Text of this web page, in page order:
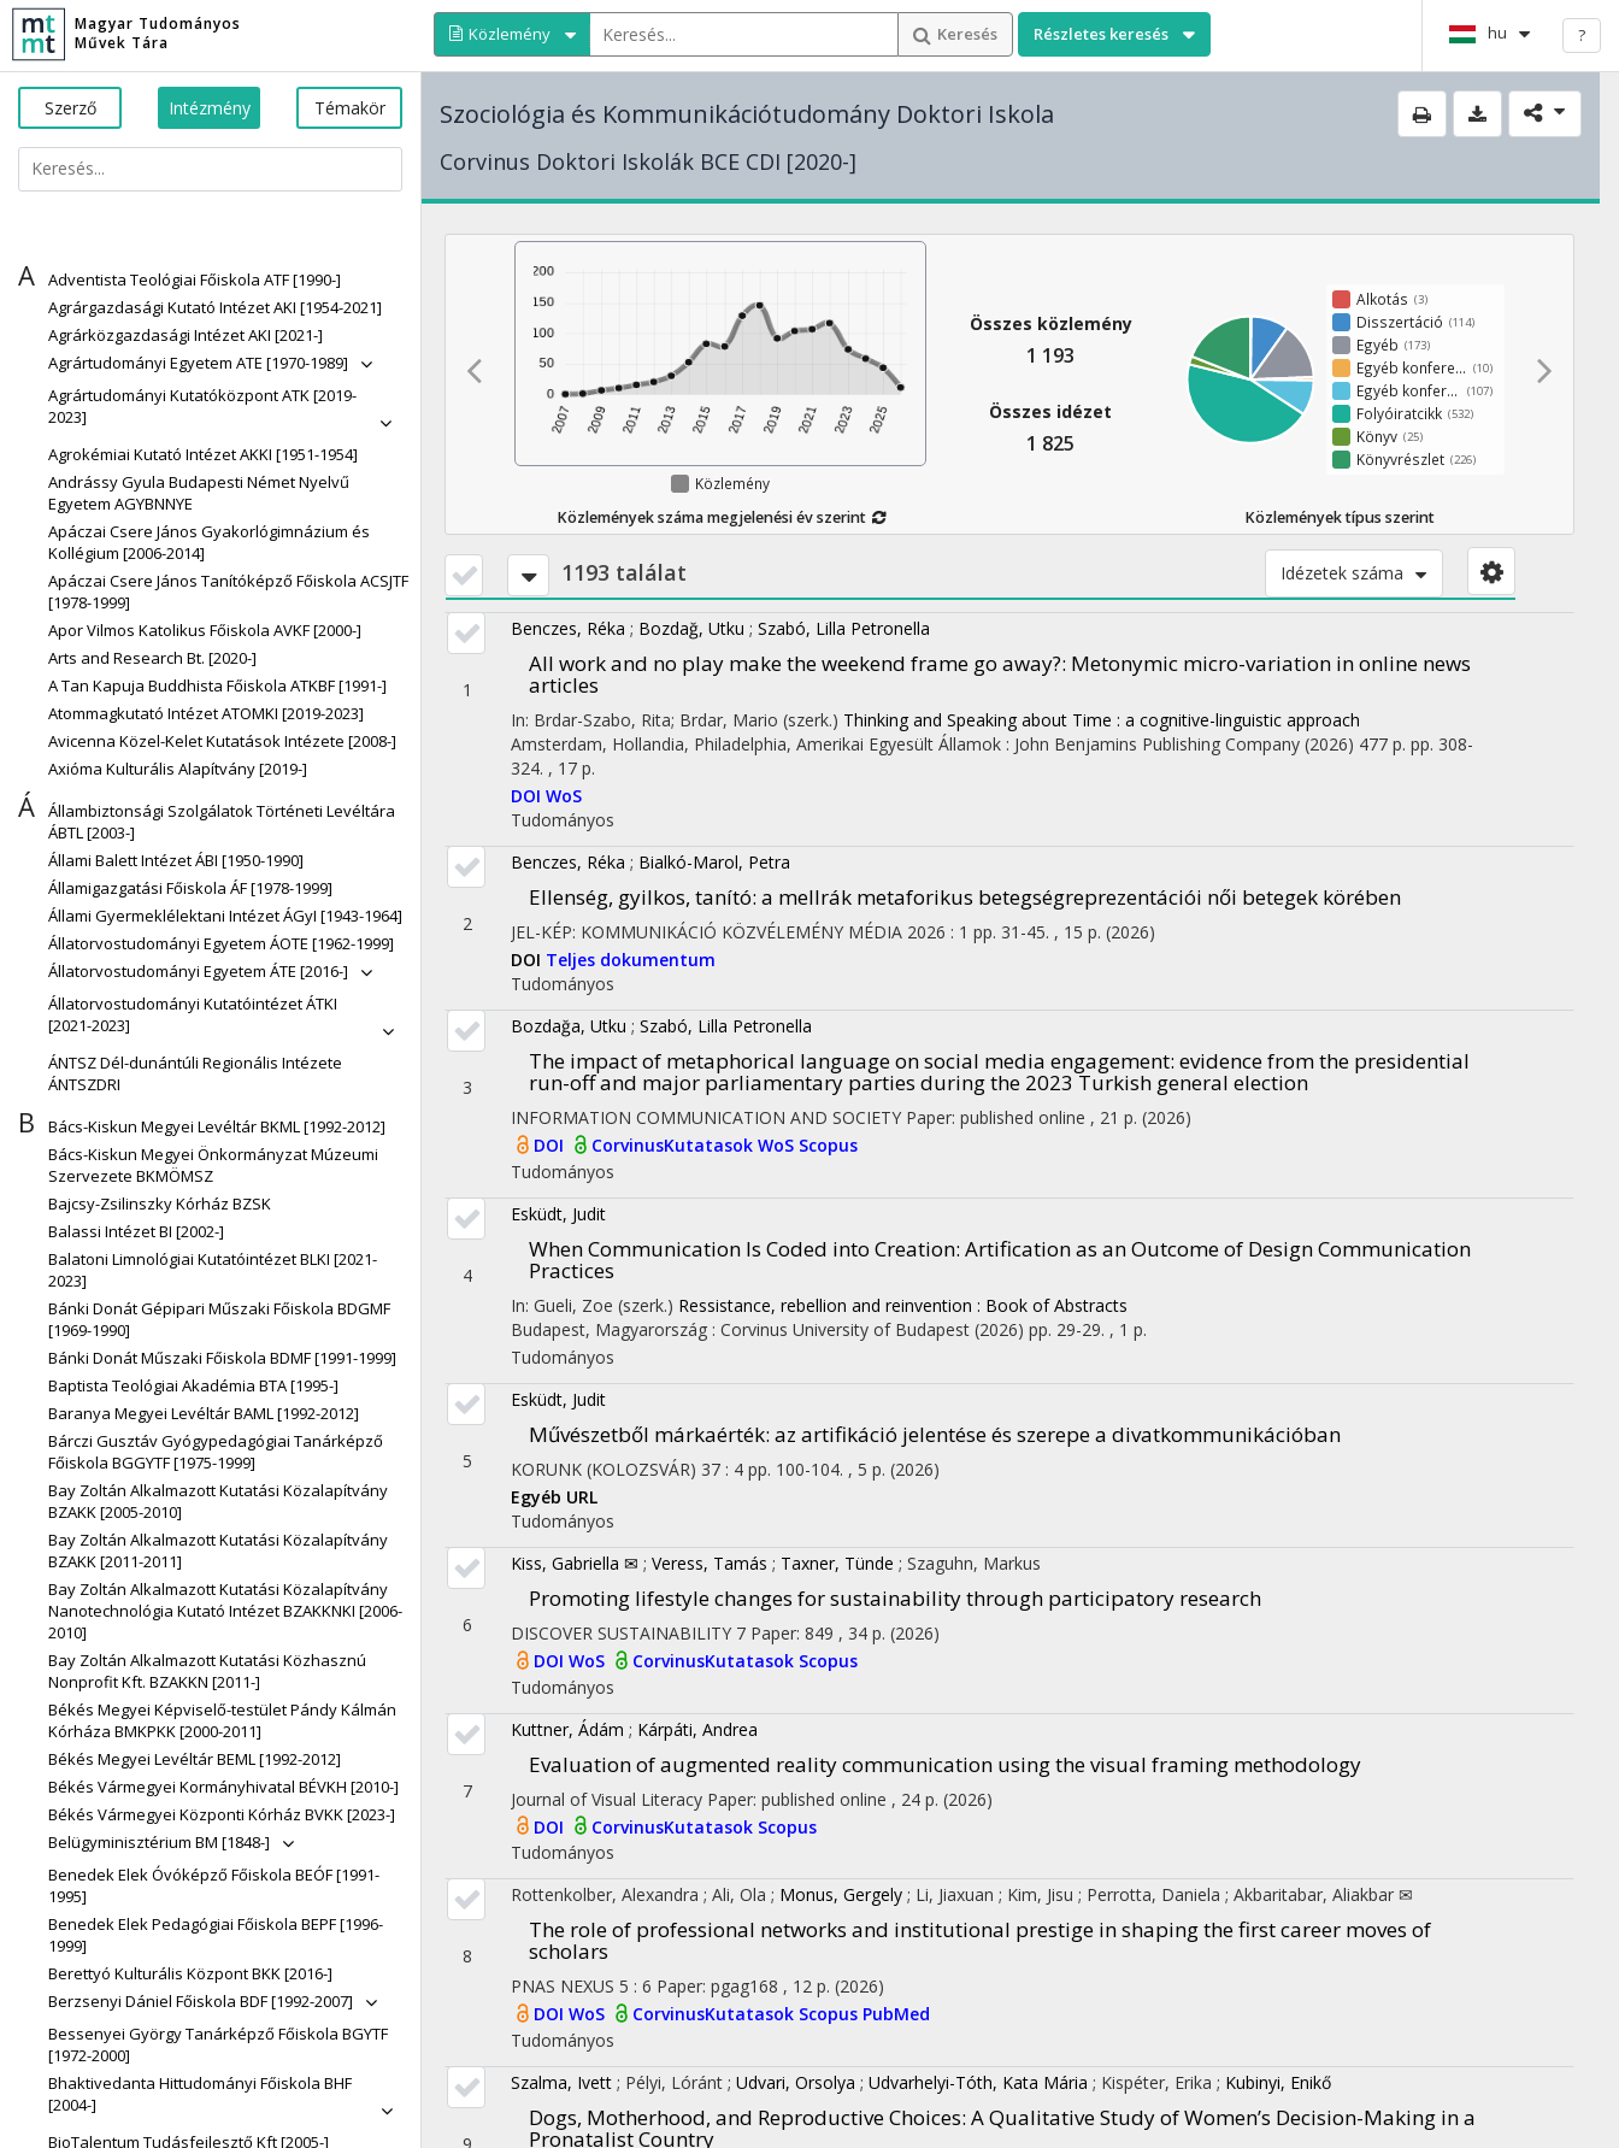
Magyar Tudományos
Művek Tára
Közlemény Keresés Részletes keresés hu ?
Szerző Intézmény Témakör
A
Adventista Teológiai Főiskola ATF [1990-]
Agrárgazdasági Kutató Intézet AKI [1954-2021]
Agrárközgazdasági Intézet AKI [2021-]
Agrártudományi Egyetem ATE [1970-1989]
Agrártudományi Kutatóközpont ATK [2019-
2023]
Agrokémiai Kutató Intézet AKKI [1951-1954]
Andrássy Gyula Budapesti Német Nyelvű
Egyetem AGYBNNYE
Apáczai Csere János Gyakorlógimnázium és
Kollégium [2006-2014]
Apáczai Csere János Tanítóképző Főiskola ACSJTF
[1978-1999]
Apor Vilmos Katolikus Főiskola AVKF [2000-]
Arts and Research Bt. [2020-]
A Tan Kapuja Buddhista Főiskola ATKBF [1991-]
Atommagkutató Intézet ATOMKI [2019-2023]
Avicenna Közel-Kelet Kutatások Intézete [2008-]
Axióma Kulturális Alapítvány [2019-]
Á
Állambiztonsági Szolgálatok Történeti Levéltára
ÁBTL [2003-]
Állami Balett Intézet ÁBI [1950-1990]
Államigazgatási Főiskola ÁF [1978-1999]
Állami Gyermeklélektani Intézet ÁGyI [1943-1964]
Állatorvostudományi Egyetem ÁOTE [1962-1999]
Állatorvostudományi Egyetem ÁTE [2016-]
Állatorvostudományi Kutatóintézet ÁTKI
[2021-2023]
ÁNTSZ Dél-dunántúli Regionális Intézete
ÁNTSZDRI
B
Bács-Kiskun Megyei Levéltár BKML [1992-2012]
Bács-Kiskun Megyei Önkormányzat Múzeumi
Szervezete BKMÖMSZ
Bajcsy-Zsilinszky Kórház BZSK
Balassi Intézet BI [2002-]
Balatoni Limnológiai Kutatóintézet BLKI [2021-
2023]
Bánki Donát Gépipari Műszaki Főiskola BDGMF
[1969-1990]
Bánki Donát Műszaki Főiskola BDMF [1991-1999]
Baptista Teológiai Akadémia BTA [1995-]
Baranya Megyei Levéltár BAML [1992-2012]
Bárczi Gusztáv Gyógypedagógiai Tanárképző
Főiskola BGGYTF [1975-1999]
Bay Zoltán Alkalmazott Kutatási Közalapítvány
BZAKK [2005-2010]
Bay Zoltán Alkalmazott Kutatási Közalapítvány
BZAKK [2011-2011]
Bay Zoltán Alkalmazott Kutatási Közalapítvány
Nanotechnológia Kutató Intézet BZAKKNKI [2006-
2010]
Bay Zoltán Alkalmazott Kutatási Közhasznú
Nonprofit Kft. BZAKKN [2011-]
Békés Megyei Képviselő-testület Pándy Kálmán
Kórháza BMKPKK [2000-2011]
Békés Megyei Levéltár BEML [1992-2012]
Békés Vármegyei Kormányhivatal BÉVKH [2010-]
Békés Vármegyei Központi Kórház BVKK [2023-]
Belügyminisztérium BM [1848-]
Benedek Elek Óvóképző Főiskola BEÓF [1991-
1995]
Benedek Elek Pedagógiai Főiskola BEPF [1996-
1999]
Berettyó Kulturális Központ BKK [2016-]
Berzsenyi Dániel Főiskola BDF [1992-2007]
Bessenyei György Tanárképző Főiskola BGYTF
[1972-2000]
Bhaktivedanta Hittudományi Főiskola BHF
[2004-]
BioTalentum Tudásfejlesztő Kft [2005-]
Szociológia és Kommunikációtudomány Doktori Iskola
Corvinus Doktori Iskolák BCE CDI [2020-]
Közlemény
Közlemények száma megjelenési év szerint
Összes közlemény
1 193
Összes idézet
1 825
Alkotás (3)
Disszertáció (114)
Egyéb (173)
Egyéb konferenciakötet (10)
Egyéb konferenciaközlemény (107)
Folyóiratcikk (532)
Könyv (25)
Könyvrészlet (226)
Közlemények típus szerint
1193 találat Idézetek száma
1
Benczes, Réka ; Bozdağ, Utku ; Szabó, Lilla Petronella
All work and no play make the weekend frame go away?: Metonymic micro-variation in online news
articles
In: Brdar-Szabo, Rita; Brdar, Mario (szerk.) Thinking and Speaking about Time : a cognitive-linguistic approach
Amsterdam, Hollandia, Philadelphia, Amerikai Egyesült Államok : John Benjamins Publishing Company (2026) 477 p. pp. 308-
324. , 17 p.
DOI WoS
Tudományos
2
Benczes, Réka ; Bialkó-Marol, Petra
Ellenség, gyilkos, tanító: a mellrák metaforikus betegségreprezentációi női betegek körében
JEL-KÉP: KOMMUNIKÁCIÓ KÖZVÉLEMÉNY MÉDIA 2026 : 1 pp. 31-45. , 15 p. (2026)
DOI Teljes dokumentum
Tudományos
3
Bozdağa, Utku ; Szabó, Lilla Petronella
The impact of metaphorical language on social media engagement: evidence from the presidential
run-off and major parliamentary parties during the 2023 Turkish general election
INFORMATION COMMUNICATION AND SOCIETY Paper: published online , 21 p. (2026)
DOI
CorvinusKutatasok WoS Scopus
Tudományos
4
Esküdt, Judit
When Communication Is Coded into Creation: Artification as an Outcome of Design Communication
Practices
In: Gueli, Zoe (szerk.) Ressistance, rebellion and reinvention : Book of Abstracts
Budapest, Magyarország : Corvinus University of Budapest (2026) pp. 29-29. , 1 p.
Tudományos
5
Esküdt, Judit
Művészetből márkaérték: az artifikáció jelentése és szerepe a divatkommunikációban
KORUNK (KOLOZSVÁR) 37 : 4 pp. 100-104. , 5 p. (2026)
Egyéb URL
Tudományos
6
Kiss, Gabriella ✉ ; Veress, Tamás ; Taxner, Tünde ; Szaguhn, Markus
Promoting lifestyle changes for sustainability through participatory research
DISCOVER SUSTAINABILITY 7 Paper: 849 , 34 p. (2026)
DOI WoS CorvinusKutatasok Scopus
Tudományos
7
Kuttner, Ádám ; Kárpáti, Andrea
Evaluation of augmented reality communication using the visual framing methodology
Journal of Visual Literacy Paper: published online , 24 p. (2026)
DOI
CorvinusKutatasok Scopus
Tudományos
8
Rottenkolber, Alexandra ; Ali, Ola ; Monus, Gergely ; Li, Jiaxuan ; Kim, Jisu ; Perrotta, Daniela ; Akbaritabar, Aliakbar ✉
The role of professional networks and institutional prestige in shaping the first career moves of
scholars
PNAS NEXUS 5 : 6 Paper: pgag168 , 12 p. (2026)
DOI WoS CorvinusKutatasok Scopus PubMed
Tudományos
Szalma, Ivett ; Pélyi, Lóránt ; Udvari, Orsolya ; Udvarhelyi-Tóth, Kata Mária ; Kispéter, Erika ; Kubinyi, Enikő
Dogs, Motherhood, and Reproductive Choices: A Qualitative Study of Women’s Decision-Making in a
Pronatalist Country